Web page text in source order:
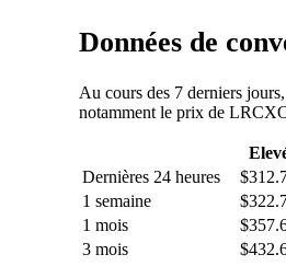
Données de
Au cours des 7 derniers
notamment le prix de
Dernières 24 heures
1 semaine
1 mois
3 mois